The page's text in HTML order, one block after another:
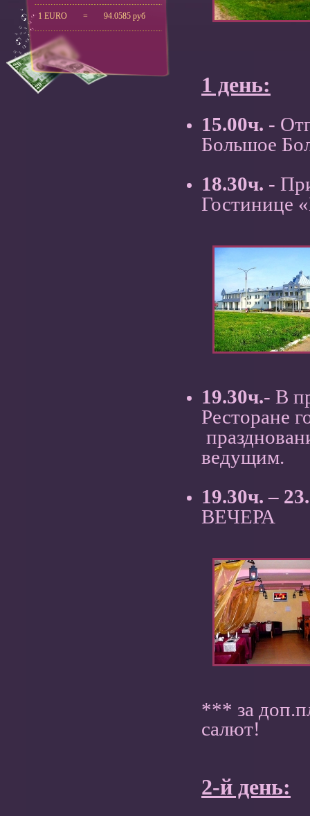
1 EURO = 94.0585 руб
1 день:
15.00ч. -
Большое
18.30ч. -
Гостинице
19.30ч.- В
Ресторане
ведущим.
19.30ч. –
ВЕЧЕРА
*** за
салют!
2-й день: